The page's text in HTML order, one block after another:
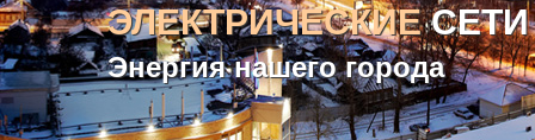
ЭЛЕКТРИЧЕСКИЕСЕТИ
Энергия нашего города